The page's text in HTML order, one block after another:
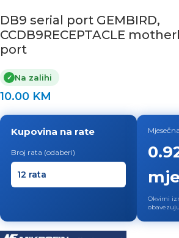
DB9 serial port GEMBIRD,
CCDB9RECEPTACLE
port
✓ Na zalihi
10.00 KM
Kupovina na rate
Broj rata (odaberi)
Okvirni